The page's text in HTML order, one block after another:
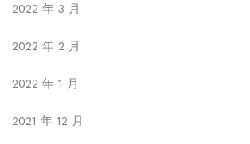
2022 年 3 月
2022 年 2 月
2022 年 1 月
2021 年 12 月